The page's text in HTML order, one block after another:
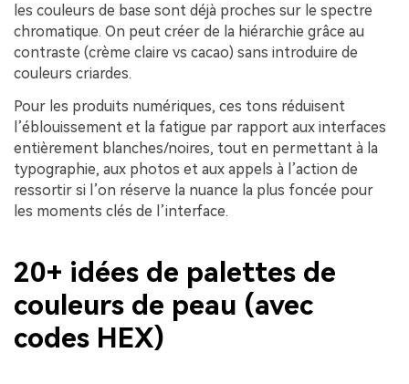
les couleurs de base sont déjà proches sur le spectre
chromatique. On peut créer de la hiérarchie grâce au
contraste (crème claire vs cacao) sans introduire de
couleurs criardes.
Pour les produits numériques, ces tons réduisent
l’éblouissement et la fatigue par rapport aux interfaces
entièrement blanches/noires, tout en permettant à la
typographie, aux photos et aux appels à l’action de
ressortir si l’on réserve la nuance la plus foncée pour
les moments clés de l’interface.
20+ idées de palettes de
couleurs de peau (avec
codes HEX)